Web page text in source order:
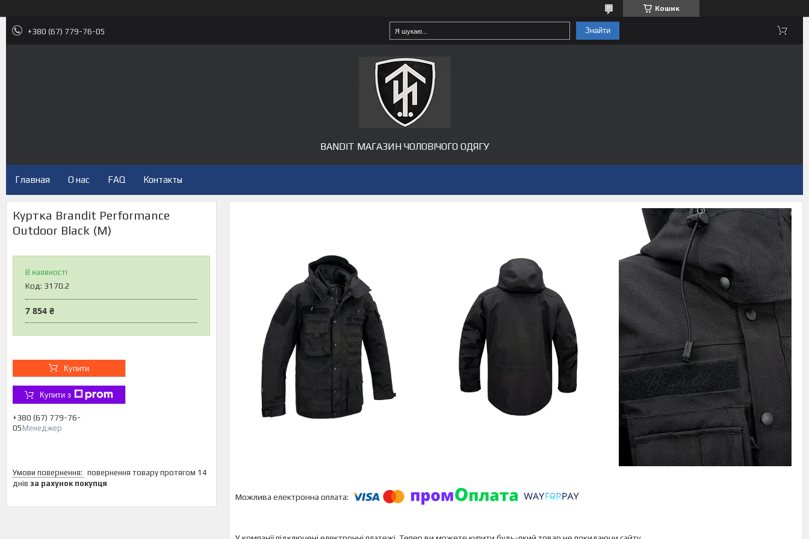
Кошик
+380 (67) 779-76-05 Знайти
BANDIT МАГАЗИН ЧОЛОВІЧОГО ОДЯГУ
Главная О нас FAQ Контакты
Куртка Brandit Performance
Outdoor Black (M)
В наявності
Код: 3170.2
7 854 ₴
Купити
Купити з
+380 (67) 779-76-
05 Менеджер
повернення товару протягом 14
днів за рахунок покупця